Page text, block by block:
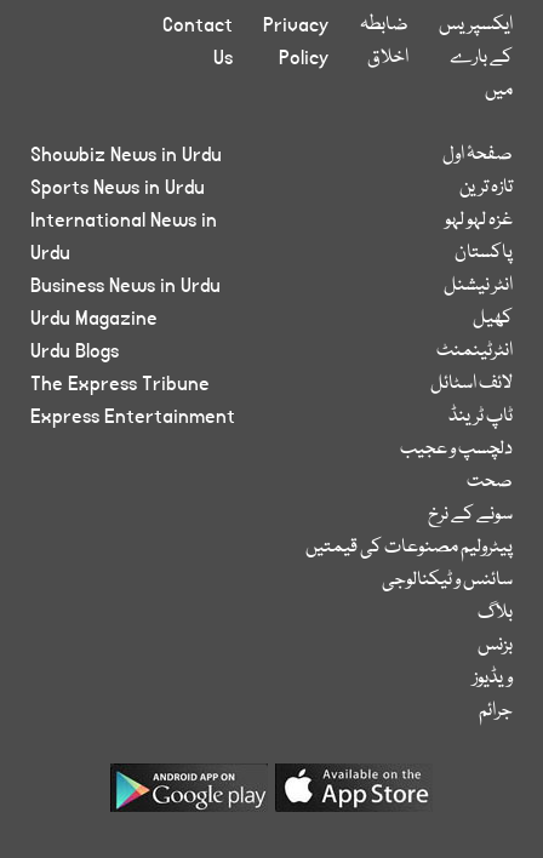
ایکسپریس
کے بارے
میں
ضابطہ
اخلاق
Privacy
Policy
Contact
Us
صفحۂ اول
تازہ ترین
غزہ لہو لہو
پاکستان
انٹر نیشنل
کھیل
انٹرٹینمنٹ
لائف اسٹائل
ٹاپ ٹرینڈ
دلچسپ و عجیب
صحت
سونے کے نرخ
پیٹرولیم مصنوعات کی قیمتیں
سائنس و ٹیکنالوجی
بلاگ
بزنس
ویڈیوز
جرائم
Showbiz News in Urdu
Sports News in Urdu
International News in
Urdu
Business News in Urdu
Urdu Magazine
Urdu Blogs
The Express Tribune
Express Entertainment